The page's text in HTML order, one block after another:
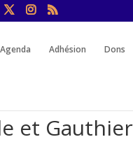
Agenda Adhésion Dons
et Gauthier